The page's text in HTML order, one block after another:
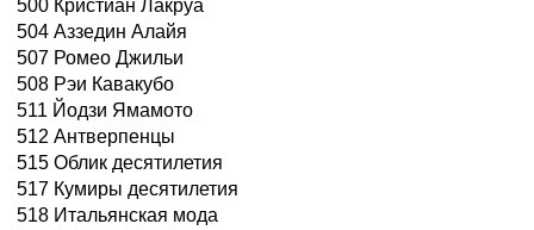
500 Кристиан Лакруа
504 Аззедин Алайя
507 Ромео Джильи
508 Рэи Кавакубо
511 Йодзи Ямамото
512 Антверпенцы
515 Облик десятилетия
517 Кумиры десятилетия
518 Итальянская мода